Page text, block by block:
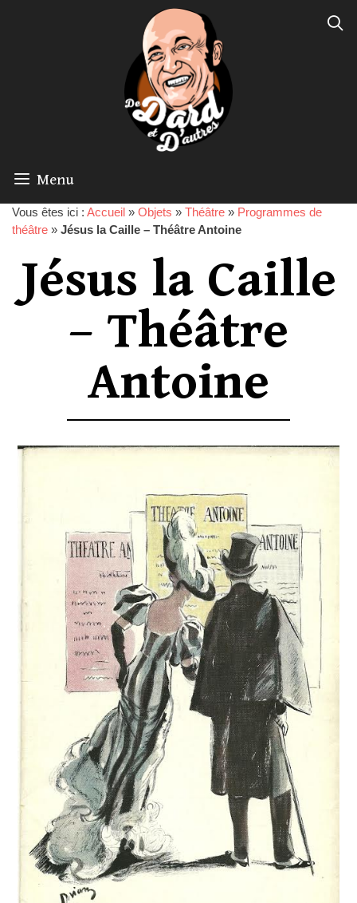
Menu
Vous êtes ici : Accueil » Objets » Théâtre » Programmes de
théâtre » Jésus la Caille – Théâtre Antoine
Jésus la Caille
– Théâtre
Antoine